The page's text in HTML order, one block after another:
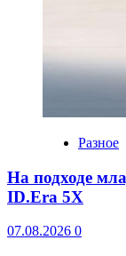
Разное
На подходе
ID.Era 5X
07.08.2026 0